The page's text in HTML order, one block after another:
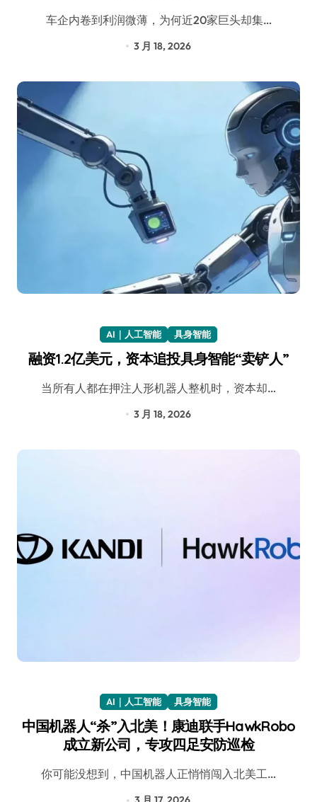
车企内卷到利润微薄，为何近20家巨头却集…
3 月 18, 2026
AI｜人工智能 具身智能
融资1.2亿美元，资本追投具身智能“卖铲人”
当所有人都在押注人形机器人整机时，资本却…
3 月 18, 2026
AI｜人工智能 具身智能
中国机器人“杀”入北美！康迪联手HawkRobo
成立新公司，专攻四足安防巡检
你可能没想到，中国机器人正悄悄闯入北美工…